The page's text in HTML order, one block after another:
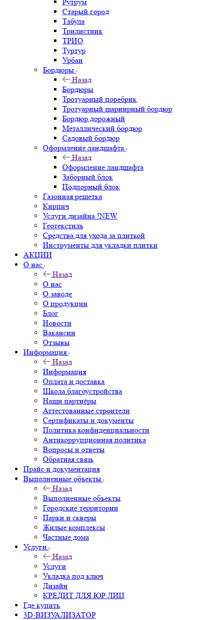
Старый город
Табула
Трилистник
ТРИО
Туртур
Урбан
Бордюры
Назад
Бордюры
Тротуарный поребрик
Тротуарный шарнирный бордюр
Бордюр дорожный
Металлический бордюр
Садовый бордюр
Оформление ландшафта
Назад
Оформление ландшафта
Заборный блок
Подпорный блок
Газонная решетка
Кирпич
Услуги дизайна !NEW
Геотекстиль
Средства для ухода за плиткой
Инструменты для укладки плитки
АКЦИИ
О нас
Назад
О нас
О заводе
О продукции
Блог
Новости
Вакансии
Отзывы
Информация
Назад
Информация
Оплата и доставка
Школа благоустройства
Наши партнёры
Аттестованные строители
Сертификаты и документы
Политика конфиденциальности
Антикоррупционная политика
Вопросы и ответы
Обратная связь
Прайс и документация
Выполненные объекты
Назад
Выполненные объекты
Городские территории
Парки и скверы
Жилые комплексы
Частные дома
Услуги
Назад
Услуги
Укладка под ключ
Дизайн
КРЕДИТ ДЛЯ ЮР ЛИЦ
Где купить
3D-ВИЗУАЛИЗАТОР